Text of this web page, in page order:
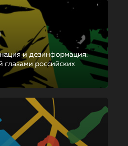
и дезинформация:
российских